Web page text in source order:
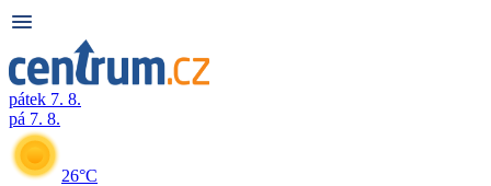
pátek 7. 8.
pá 7. 8.
26°C